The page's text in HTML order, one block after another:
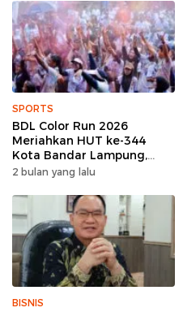
SPORTS
BDL Color Run 2026
Meriahkan HUT ke-344
Kota Bandar Lampung,
Wujud Semangat Sehat
2 bulan yang lalu
BISNIS